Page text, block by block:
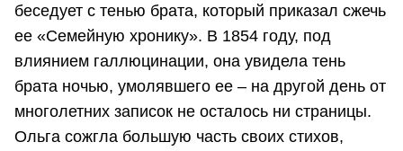
беседует с тенью брата, который приказал сжечь
ее «Семейную хронику». В 1854 году, под
влиянием галлюцинации, она увидела тень
брата ночью, умолявшего ее – на другой день от
многолетних записок не осталось ни страницы.
Ольга сожгла большую часть своих стихов,